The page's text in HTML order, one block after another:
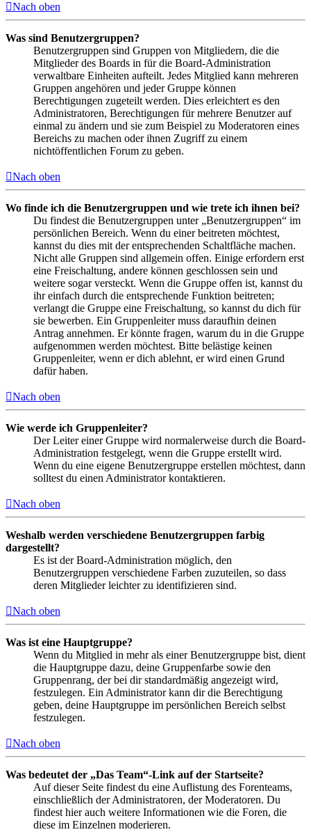
Nach oben
Was sind Benutzergruppen?
Benutzergruppen sind Gruppen von Mitgliedern, die die
Mitglieder des Boards in für die Board-Administration
verwaltbare Einheiten aufteilt. Jedes Mitglied kann mehreren
Gruppen angehören und jeder Gruppe können
Berechtigungen zugeteilt werden. Dies erleichtert es den
Administratoren, Berechtigungen für mehrere Benutzer auf
einmal zu ändern und sie zum Beispiel zu Moderatoren eines
Bereichs zu machen oder ihnen Zugriff zu einem
nichtöffentlichen Forum zu geben.
Nach oben
Wo finde ich die Benutzergruppen und wie trete ich ihnen bei?
Du findest die Benutzergruppen unter „Benutzergruppen“ im
persönlichen Bereich. Wenn du einer beitreten möchtest,
kannst du dies mit der entsprechenden Schaltfläche machen.
Nicht alle Gruppen sind allgemein offen. Einige erfordern erst
eine Freischaltung, andere können geschlossen sein und
weitere sogar versteckt. Wenn die Gruppe offen ist, kannst du
ihr einfach durch die entsprechende Funktion beitreten;
verlangt die Gruppe eine Freischaltung, so kannst du dich für
sie bewerben. Ein Gruppenleiter muss daraufhin deinen
Antrag annehmen. Er könnte fragen, warum du in die Gruppe
aufgenommen werden möchtest. Bitte belästige keinen
Gruppenleiter, wenn er dich ablehnt, er wird einen Grund
dafür haben.
Nach oben
Wie werde ich Gruppenleiter?
Der Leiter einer Gruppe wird normalerweise durch die Board-
Administration festgelegt, wenn die Gruppe erstellt wird.
Wenn du eine eigene Benutzergruppe erstellen möchtest, dann
solltest du einen Administrator kontaktieren.
Nach oben
Weshalb werden verschiedene Benutzergruppen farbig
dargestellt?
Es ist der Board-Administration möglich, den
Benutzergruppen verschiedene Farben zuzuteilen, so dass
deren Mitglieder leichter zu identifizieren sind.
Nach oben
Was ist eine Hauptgruppe?
Wenn du Mitglied in mehr als einer Benutzergruppe bist, dient
die Hauptgruppe dazu, deine Gruppenfarbe sowie den
Gruppenrang, der bei dir standardmäßig angezeigt wird,
festzulegen. Ein Administrator kann dir die Berechtigung
geben, deine Hauptgruppe im persönlichen Bereich selbst
festzulegen.
Nach oben
Was bedeutet der „Das Team“-Link auf der Startseite?
Auf dieser Seite findest du eine Auflistung des Forenteams,
einschließlich der Administratoren, der Moderatoren. Du
findest hier auch weitere Informationen wie die Foren, die
diese im Einzelnen moderieren.